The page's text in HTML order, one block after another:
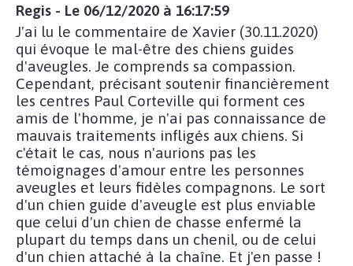
Regis - Le 06/12/2020 à 16:17:59
J'ai lu le commentaire de Xavier (30.11.2020)
qui évoque le mal-être des chiens guides
d'aveugles. Je comprends sa compassion.
Cependant, précisant soutenir financièrement
les centres Paul Corteville qui forment ces
amis de l'homme, je n'ai pas connaissance de
mauvais traitements infligés aux chiens. Si
c'était le cas, nous n'aurions pas les
témoignages d'amour entre les personnes
aveugles et leurs fidèles compagnons. Le sort
d'un chien guide d'aveugle est plus enviable
que celui d'un chien de chasse enfermé la
plupart du temps dans un chenil, ou de celui
d'un chien attaché à la chaîne. Et j'en passe !